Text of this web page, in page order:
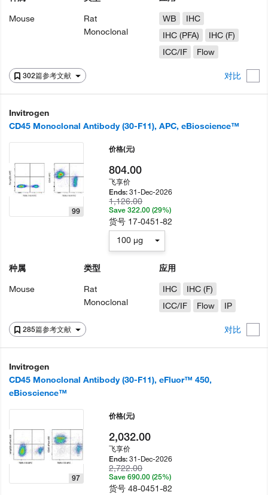
302篇参考文献 对比
Mouse
Rat
Monoclonal
WB
IHC
IHC (PFA)
IHC (F)
ICC/IF
Flow
Invitrogen
CD45 Monoclonal Antibody (30-F11), APC, eBioscience™
285篇参考文献 对比
99
种属
Mouse
类型
Rat
Monoclonal
应用
IHC
IHC (F)
ICC/IF
Flow IP
价格(元)
804.00
飞享价
Ends:31-Dec-2026
1,126.00
Save 322.00 (29%)
货号 17-0451-82
100 µg
Invitrogen
CD45 Monoclonal Antibody (30-F11), eFluor™ 450,
eBioscience™
97
价格(元)
2,032.00
飞享价
Ends:31-Dec-2026
2,722.00
Save 690.00 (25%)
货号48-0451-82